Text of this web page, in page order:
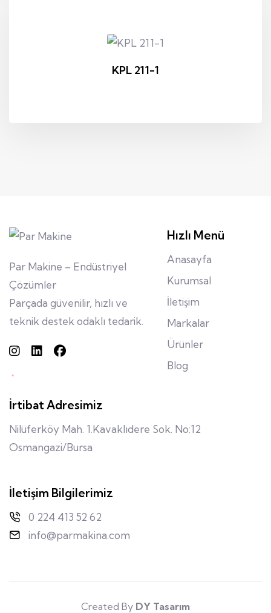
KPL 211-1
Par Makine – Endüstriyel
Çözümler
Parçada güvenilir, hızlı ve
teknik destek odaklı tedarik.
Hızlı Menü
Anasayfa
Kurumsal
İletişim
Markalar
Ürünler
Blog
İrtibat Adresimiz
Nilüferköy Mah. 1.Kavaklıdere Sok. No:12
Osmangazi/Bursa
İletişim Bilgilerimiz
0 224 413 52 62
info@parmakina.com
Created By DY Tasarım